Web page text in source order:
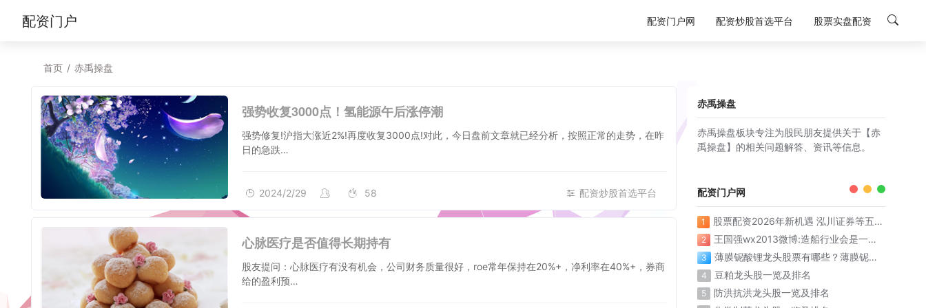
配资门户 配资门户网 配资炒股首选平台 股票实盘配资
首页 / 赤禹操盘
强势收复3000点！氢能源午后涨停潮
强势修复!沪指大涨近2%!再度收复3000点!对此，今日盘前文章就已经分析，按照正常的走势，在昨
日的急跌…
配资炒股首选平台
2024/2/29 58
心脉医疗是否值得长期持有
股友提问：心脉医疗有没有机会，公司财务质量很好，roe常年保持在20%+，净利率在40%+，券商
给的盈利预…
赤禹操盘
赤禹操盘板块专注为股民朋友提供关于【赤
禹操盘】的相关问题解答、资讯等信息。
配资门户网
1 股票配资2026年新机遇 泓川证券等五大平台稳健领航
2 王国强wx2013微博:造船行业会是一个漫长的上升周期
3 薄膜铌酸锂龙头股票有哪些？薄膜铌酸锂概念股票名单一览表
4 豆粕龙头股一览及排名
5 防洪抗洪龙头股一览及排名